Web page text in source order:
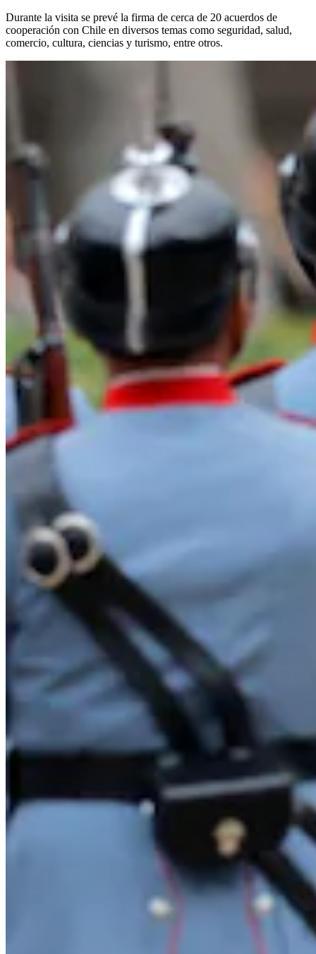
Durante la visita se prevé la firma de cerca de 20 acuerdos de
cooperación con Chile en diversos temas como seguridad, salud,
comercio, cultura, ciencias y turismo, entre otros.